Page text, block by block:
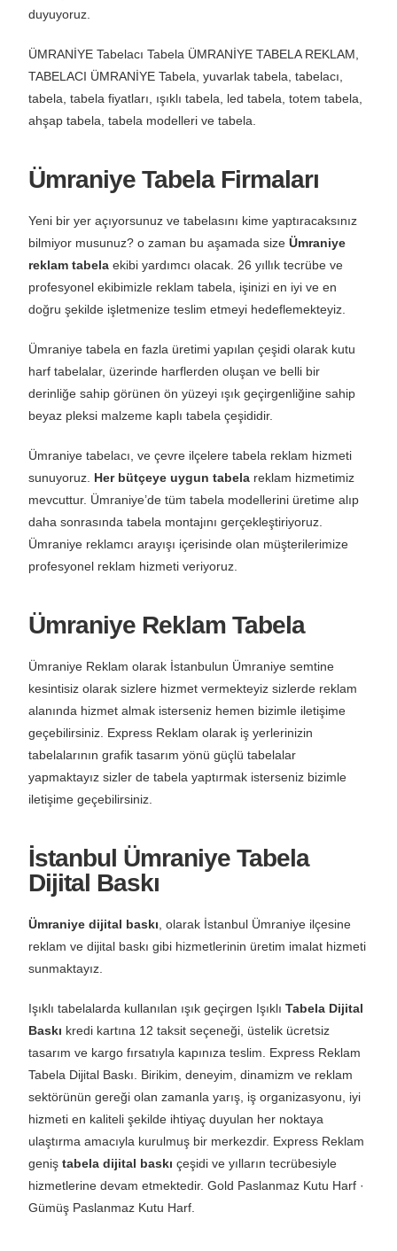
duyuyoruz.
ÜMRANİYE Tabelacı Tabela ÜMRANİYE TABELA REKLAM,
TABELACI ÜMRANİYE Tabela, yuvarlak tabela, tabelacı,
tabela, tabela fiyatları, ışıklı tabela, led tabela, totem tabela,
ahşap tabela, tabela modelleri ve tabela.
Ümraniye Tabela Firmaları
Yeni bir yer açıyorsunuz ve tabelasını kime yaptıracaksınız
bilmiyor musunuz? o zaman bu aşamada sizeÜmraniye
reklam tabela ekibi yardımcı olacak. 26 yıllık tecrübe ve
profesyonel ekibimizle reklam tabela, işinizi en iyi ve en
doğru şekilde işletmenize teslim etmeyi hedeflemekteyiz.
Ümraniye tabela en fazla üretimi yapılan çeşidi olarak kutu
harf tabelalar, üzerinde harflerden oluşan ve belli bir
derinliğe sahip görünen ön yüzeyi ışık geçirgenliğine sahip
beyaz pleksi malzeme kaplı tabela çeşididir.
Ümraniye tabelacı, ve çevre ilçelere tabela reklam hizmeti
sunuyoruz. Her bütçeye uygun tabela reklam hizmetimiz
mevcuttur. Ümraniye’de tüm tabela modellerini üretime alıp
daha sonrasında tabela montajını gerçekleştiriyoruz.
Ümraniye reklamcı arayışı içerisinde olan müşterilerimize
profesyonel reklam hizmeti veriyoruz.
Ümraniye Reklam Tabela
Ümraniye Reklam olarak İstanbulun Ümraniye semtine
kesintisiz olarak sizlere hizmet vermekteyiz sizlerde reklam
alanında hizmet almak isterseniz hemen bizimle iletişime
geçebilirsiniz. Express Reklam olarak iş yerlerinizin
tabelalarının grafik tasarım yönü güçlü tabelalar
yapmaktayız sizler de tabela yaptırmak isterseniz bizimle
iletişime geçebilirsiniz.
İstanbul Ümraniye Tabela
Dijital Baskı
Ümraniye dijital baskı , olarak İstanbul Ümraniye ilçesine
reklam ve dijital baskı gibi hizmetlerinin üretim imalat hizmeti
sunmaktayız.
Işıklı tabelalarda kullanılan ışık geçirgen IşıklıTabela Dijital
Baskı kredi kartına 12 taksit seçeneği, üstelik ücretsiz
tasarım ve kargo fırsatıyla kapınıza teslim. Express Reklam
Tabela Dijital Baskı. Birikim, deneyim, dinamizm ve reklam
sektörünün gereği olan zamanla yarış, iş organizasyonu, iyi
hizmeti en kaliteli şekilde ihtiyaç duyulan her noktaya
ulaştırma amacıyla kurulmuş bir merkezdir. Express Reklam
geniştabela dijital baskı çeşidi ve yılların tecrübesiyle
hizmetlerine devam etmektedir. Gold Paslanmaz Kutu Harf ·
Gümüş Paslanmaz Kutu Harf.